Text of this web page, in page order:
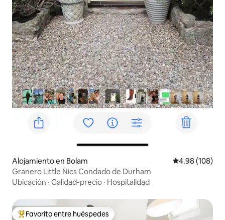
Alojamiento en Bolam Calificación
4.98 (108)
Granero Little Nics Condado de Durham
Ubicación · Calidad-precio · Hospitalidad
Favorito entre huéspedes